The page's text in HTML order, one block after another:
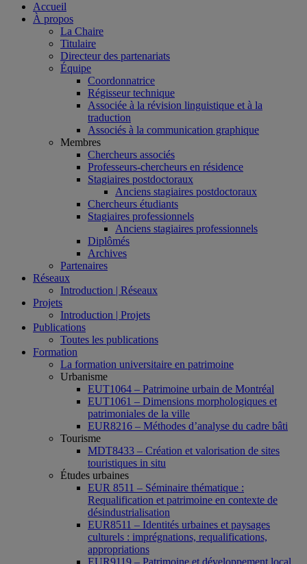
Accueil
À propos
La Chaire
Titulaire
Directeur des partenariats
Équipe
Coordonnatrice
Régisseur technique
Associée à la révision linguistique et à la
traduction
Associés à la communication graphique
Membres
Chercheurs associés
Professeurs-chercheurs en résidence
Stagiaires postdoctoraux
Anciens stagiaires postdoctoraux
Chercheurs étudiants
Stagiaires professionnels
Anciens stagiaires professionnels
Diplômés
Archives
Partenaires
Réseaux
Introduction | Réseaux
Projets
Introduction | Projets
Publications
Toutes les publications
Formation
La formation universitaire en patrimoine
Urbanisme
EUT1064 – Patrimoine urbain de Montréal
EUT1061 – Dimensions morphologiques et
patrimoniales de la ville
EUR8216 – Méthodes d’analyse du cadre bâti
Tourisme
MDT8433 – Création et valorisation de sites
touristiques in situ
Études urbaines
EUR 8511 – Séminaire thématique :
Requalification et patrimoine en contexte de
désindustrialisation
EUR8511 – Identités urbaines et paysages
culturels : imprégnations, requalifications,
appropriations
EUR9119 – Patrimoine et développement local